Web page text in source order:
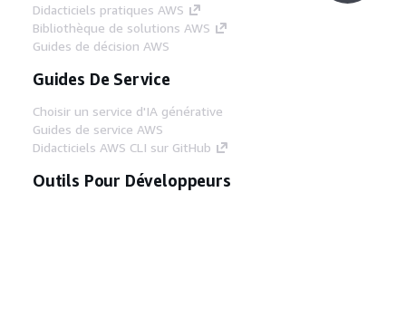
Didacticiels pratiques AWS
Bibliothèque de solutions AWS
Guides de décision AWS
Guides De Service
Choisir un service d'IA générative
Guides de service AWS
Didacticiels AWS CLI sur GitHub
Outils Pour Développeurs